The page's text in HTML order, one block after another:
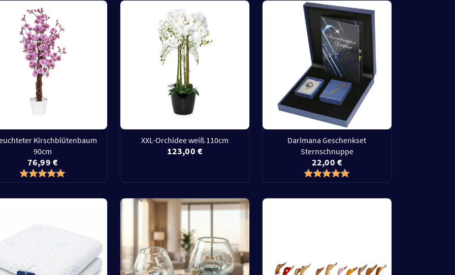
Kirschblütenbaum
90cm
76,99 €
XXL-Orchidee weiß 110cm
123,00 €
Darimana Geschenkset
Sternschnuppe
22,00 €